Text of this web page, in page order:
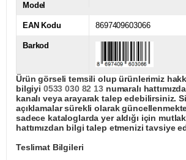
Model
EAN Kodu 8697409603066
Barkod
Ürün görseli temsili olup ürünlerimiz
bilgiyi 0533 030 82 13numaralı
kanalı veya arayarak talep edebilirsiniz.
açıklamalar sürekli olarak
sadece kataloglarda yer aldığı için
hattımızdan bilgi talep etmenizi tavsiye
Teslimat Bilgileri